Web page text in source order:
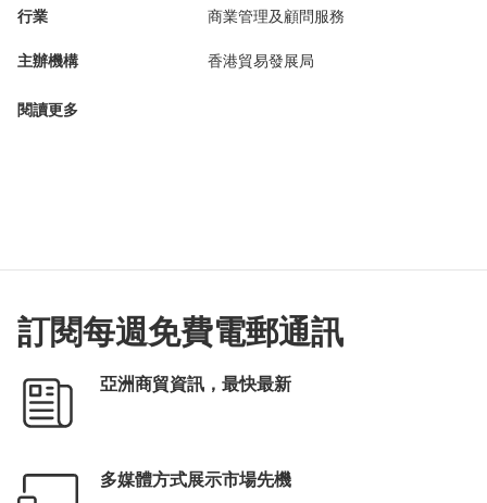
行業 商業管理及顧問服務
主辦機構 香港貿易發展局
閱讀更多
訂閱每週免費電郵通訊
亞洲商貿資訊，最快最新
多媒體方式展示市場先機